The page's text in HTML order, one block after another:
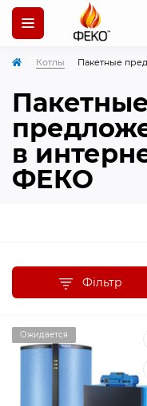
Котлы Пакетные
в
ФЕКО
Фільтр
Ожидается